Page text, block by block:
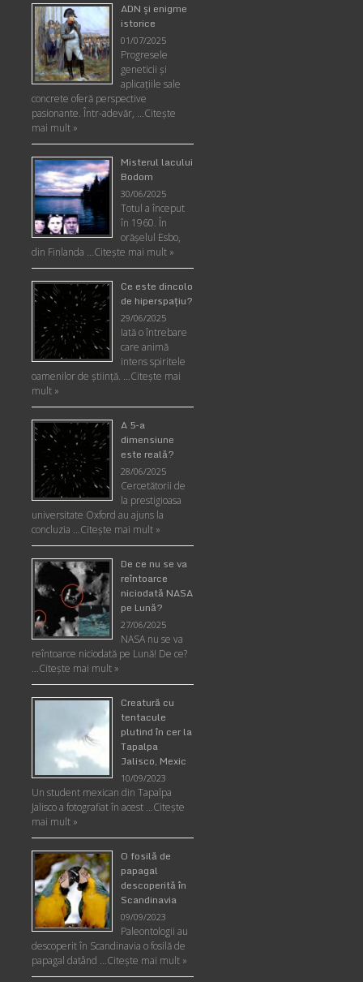
ADN şi enigme
istorice
01/07/2025
Progresele
geneticii şi
aplicaţiile sale
concrete oferă perspective
pasionante. Într-adevăr, …Citește
mai mult »
Misterul lacului
Bodom
30/06/2025
Totul a început
în 1960. În
orășelul Esbo,
din Finlanda …Citește mai mult »
Ce este dincolo
de hiperspaţiu?
29/06/2025
Iată o întrebare
care animă
intens spiritele
oamenilor de ştiinţă. …Citește mai
mult »
A 5-a
dimensiune
este reală?
28/06/2025
Cercetătorii de
la prestigioasa
universitate Oxford au ajuns la
concluzia …Citește mai mult »
De ce nu se va
reîntoarce
niciodată NASA
pe Lună?
27/06/2025
NASA nu se va
reîntoarce niciodată pe Lună! De ce?
…Citește mai mult »
Creatură cu
tentacule
plutind în cer la
Tapalpa
Jalisco, Mexic
10/09/2023
Un student mexican din Tapalpa
Jalisco a fotografiat în acest …Citește
mai mult »
O fosilă de
papagal
descoperită în
Scandinavia
09/09/2023
Paleontologii au
descoperit în Scandinavia o fosilă de
papagal datând …Citește mai mult »